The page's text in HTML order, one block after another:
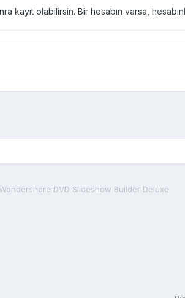
kayıt olabilirsin. Bir hesabın varsa,
DVD Slideshow Builder Deluxe